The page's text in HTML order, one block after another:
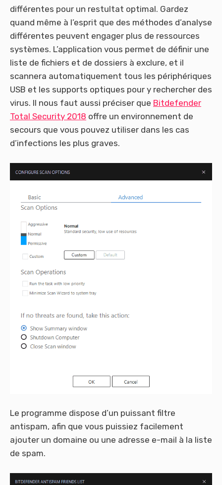
différentes pour un restultat optimal. Gardez
quand même à l’esprit que des méthodes d’analyse
différentes peuvent engager plus de ressources
systèmes. L’application vous permet de définir une
liste de fichiers et de dossiers à exclure, et il
scannera automatiquement tous les périphériques
USB et les supports optiques pour y rechercher des
virus. Il nous faut aussi préciser que Bitdefender
Total Security 2018 offre un environnement de
secours que vous pouvez utiliser dans les cas
d’infections les plus graves.
Le programme dispose d’un puissant filtre
antispam, afin que vous puissiez facilement
ajouter un domaine ou une adresse e-mail à la liste
de spam.